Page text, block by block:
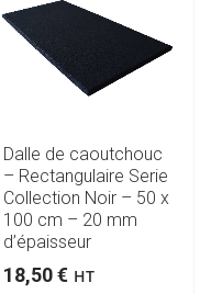
Dalle de caoutchouc
– Rectangulaire Serie
Collection Noir – 50 x
100 cm – 20 mm
d’épaisseur
18,50€ HT